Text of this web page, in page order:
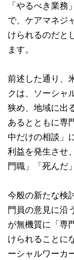
「やるべき業
で、ケアマネジ
けられるのだと
ます。
前述した通り、
クは、ソーシャ
狭め、地域に出
あるとともに専
中だけの相談」
利益を発生させ
門職」「死んだ
今般の新たな検
門員の意見に沿
が無機質に「専
けられることに
ーシャルワーカ